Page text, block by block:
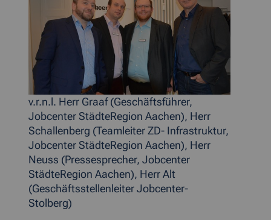
v.r.n.l. Herr Graaf (Geschäftsführer,
Jobcenter StädteRegion Aachen), Herr
Schallenberg (Teamleiter ZD- Infrastruktur,
Jobcenter StädteRegion Aachen), Herr
Neuss (Pressesprecher, Jobcenter
StädteRegion Aachen), Herr Alt
(Geschäftsstellenleiter Jobcenter-
Stolberg)